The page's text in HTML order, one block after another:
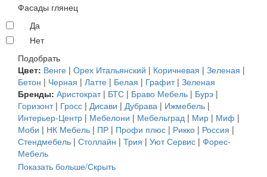
Фасады глянец
Да
Нет
Подобрать
Цвет: Венге | Орех Итальянский | Коричневая | Зеленая |
Бетон | Черная | Латте | Белая | Графит| Зеленая
Бренды: Аристократ| БТС | Браво Мебель | Бурэ |
Горизонт| Гросс | Дисави | Дубрава | Ижмебель |
Интерьер-Центр | Мебелони | Мебельград | Мир | Миф |
Моби | НК Мебель | ПР | Профи плюс | Рикко | Россия |
Стендмебель | Столлайн | Трия | Уют Сервис | Форес-
Мебель
Показать больше/Скрыть